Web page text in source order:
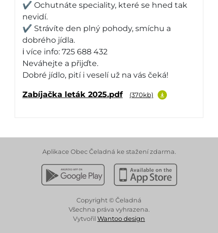
✔️ Ochutnáte speciality, které se hned tak
nevidí.
✔️ Strávíte den plný pohody, smíchu a
dobrého jídla.
ℹ️ více info: 725 688 432
Neváhejte a přijďte.
Dobré jídlo, pití i veselí už na vás čeká!
Zabíjačka leták 2025.pdf (370kb)
Aplikace Obec Čeladná ke stažení zdarma.
Stáhnout z Google PlayStáhnout z Apple App
Copyright © Čeladná
Všechna práva vyhrazena.
Vytvořil Wantoo design